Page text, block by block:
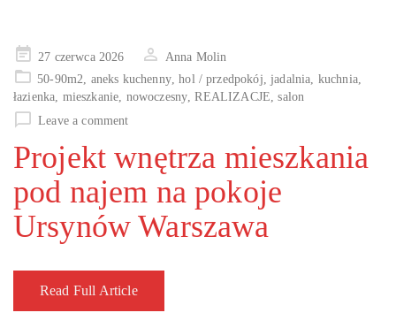
Posted
on
27 czerwca 2026
Anna Molin
50-90m2, aneks kuchenny,hol / przedpokój,jadalnia, kuchnia,
łazienka, mieszkanie, nowoczesny,REALIZACJE,salon
Leave a comment
Projekt wnętrza mieszkania
pod najem na pokoje
Ursynów Warszawa
Read Full Article